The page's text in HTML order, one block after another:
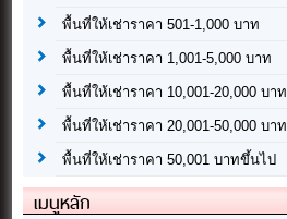
พื้นที่ให้เช่าราคา 501-1,000 บาท
พื้นที่ให้เช่าราคา 1,001-5,000 บาท
พื้นที่ให้เช่าราคา 10,001-20,000 บาท
พื้นที่ให้เช่าราคา 20,001-50,000 บาท
พื้นที่ให้เช่าราคา 50,001 บาทขึ้นไป
เมนูหลัก